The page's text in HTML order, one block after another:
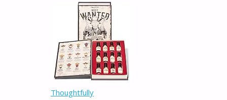
Thoughtfully